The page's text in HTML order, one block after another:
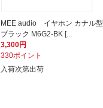
MEE audio イヤホン カナル型
ブラック M6G2-BK [...
3,300円
330ポイント
入荷次第出荷